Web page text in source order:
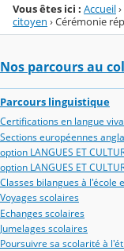
Vous êtes ici : Accueil›
citoyen ›Cérémonie
Nos parcours au
Parcours linguistique
Certifications en langue
Sections européennes
option LANGUES ET
option LANGUES ET
Classes bilangues à l'école
Voyages scolaires
Echanges scolaires
Jumelages scolaires
Poursuivre sa scolarité à